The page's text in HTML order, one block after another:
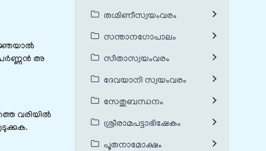
അ​
വരിയിൽ
രുഗ്മിണീസ്വയംവരം
സന്താനഗോപാലം
സീതാസ്വയംവരം
ദേവയാനി സ്വയംവരം
സേതുബന്ധനം
ശ്രീരാമപട്ടാഭിഷേകം
പൂതനാമോക്ഷം